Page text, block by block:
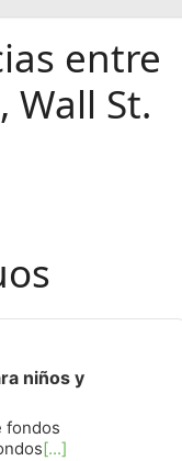
entre
St.
niños y
fondos
[...]